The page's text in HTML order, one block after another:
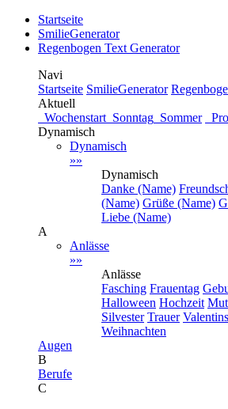
Startseite
SmilieGenerator
Regenbogen Text Generator
Navi
Startseite SmilieGenerator
Aktuell
Wochenstart Sonntag Sommer
Dynamisch
Dynamisch
»»
Dynamisch
Danke (Name)
(Name) Grüße (Name)
Liebe (Name)
A
Anlässe
»»
Anlässe
Fasching Frauentag
Halloween Hochzeit
Silvester Trauer
Weihnachten
Augen
B
Berufe
C